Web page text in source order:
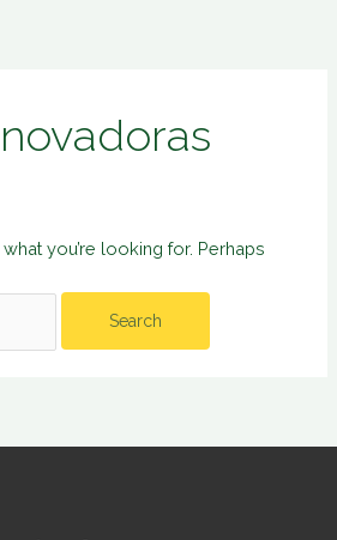
you’re looking for. Perhaps